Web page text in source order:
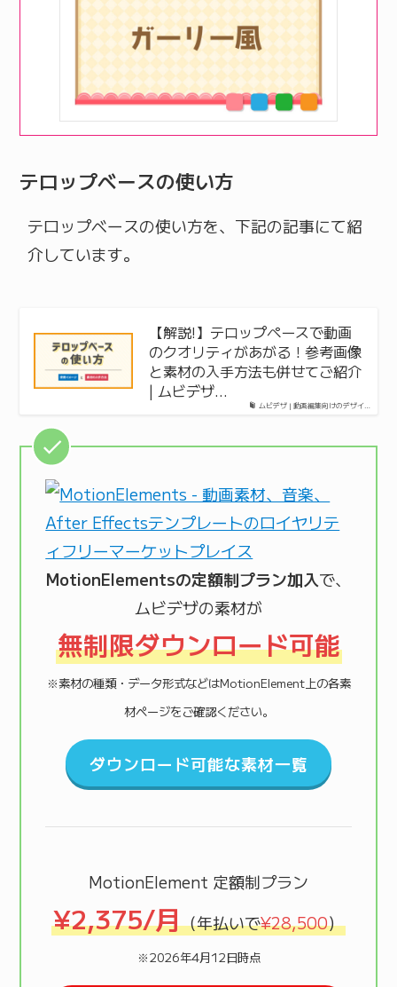
テロップベースの使い方
テロップベースの使い方を、下記の記事にて紹
介しています。
ムビデザ | 動画編集向けのデザイ…
【解説!】テロップペースで動画
のクオリティがあがる！参考画像
と素材の入手方法も併せてご紹介
| ムビデザ…
MotionElementsの定額制プラン加入で、
ムビデザの素材が
無制限ダウンロード可能
※素材の種類・データ形式などはMotionElement上の各素
材ページをご確認ください。
ダウンロード可能な素材一覧
MotionElement 定額制プラン
¥2,375/月（年払いで¥28,500）
※2026年4月12日時点